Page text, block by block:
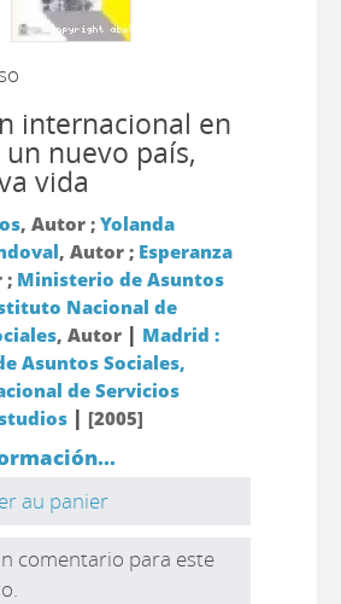
internacional en
un nuevo país,
vida
, Autor ; Yolanda
, Autor ; Esperanza
; Ministerio de Asuntos
Nacional de
, Autor | Madrid :
Asuntos Sociales,
de Servicios
| [2005]
au panier
comentario para este